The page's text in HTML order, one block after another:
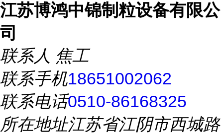
江苏博鸿中锦制粒设备有限公
司
联系人 焦工
联系手机18651002062
联系电话0510-86168325
所在地址江苏省江阴市西城路